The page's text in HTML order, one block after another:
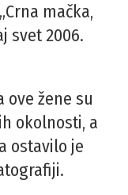
mačka,
svet 2006.
ove žene su
okolnosti, a
ostavilo je